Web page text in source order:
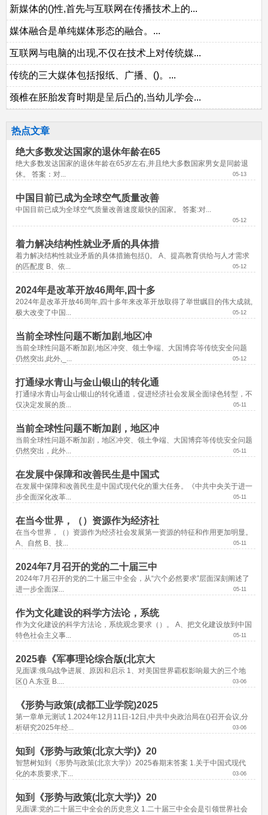
新媒体的()性,首先与互联网在传播技术上的...
媒体融合是单纯媒体形态的融合。...
互联网与电脑的出现,不仅在技术上对传统媒...
传统的三大媒体包括报纸、广播、()。...
颈椎在胚胎发育时期是呈后凸的,当幼儿学会...
热点文章
绝大多数发达国家的退休年龄在65
绝大多数发达国家的退休年龄在65岁左右,并且绝大多数国家男女是同龄退
休。 答案：对...
05-13
中国目前已成为全球空气质量改善
中国目前已成为全球空气质量改善速度最快的国家。 答案:对...
05-12
着力解决结构性就业矛盾的具体措
着力解决结构性就业矛盾的具体措施包括()。 A、提高教育供给与人才需求
的匹配度 B、依...
05-12
2024年是改革开放46周年,四十多
2024年是改革开放46周年,四十多年来改革开放取得了举世瞩目的伟大成就,
极大改变了中国...
05-12
当前全球性问题不断加剧,地区冲
当前全球性问题不断加剧,地区冲突、领土争端、大国博弈等传统安全问题
仍然突出,此外,_...
05-12
打通绿水青山与金山银山的转化通
打通绿水青山与金山银山的转化通道，促进经济社会发展全面绿色转型，不
仅决定发展的质...
05-11
当前全球性问题不断加剧，地区冲
当前全球性问题不断加剧，地区冲突、领土争端、大国博弈等传统安全问题
仍然突出，此外...
05-11
在发展中保障和改善民生是中国式
在发展中保障和改善民生是中国式现代化的重大任务。《中共中央关于进一
步全面深化改革...
05-11
在当今世界，（）资源作为经济社
在当今世界，（）资源作为经济社会发展第一资源的特征和作用更加明显。
A、自然 B、技...
05-11
2024年7月召开的党的二十届三中
2024年7月召开的党的二十届三中全会，从“六个必然要求”层面深刻阐述了
进一步全面深...
05-11
作为文化建设的科学方法论，系统
作为文化建设的科学方法论，系统观念要求（）。 A、把文化建设放到中国
特色社会主义事...
05-11
2025春《军事理论综合版(北京大
见面课:俄乌战争进展、原因和启示 1、对美国世界霸权影响最大的三个地
区() A.东亚 B....
03-06
《形势与政策(成都工业学院)2025
第一章单元测试 1.2024年12月11日-12日,中共中央政治局在()召开会议,分
析研究2025年经...
03-06
知到《形势与政策(北京大学)》20
智慧树知到《形势与政策(北京大学)》2025春期末答案 1.关于中国式现代
化的本质要求,下...
03-06
知到《形势与政策(北京大学)》20
见面课:党的二十届三中全会的历史意义 1.二十届三中全会是引领世界社会